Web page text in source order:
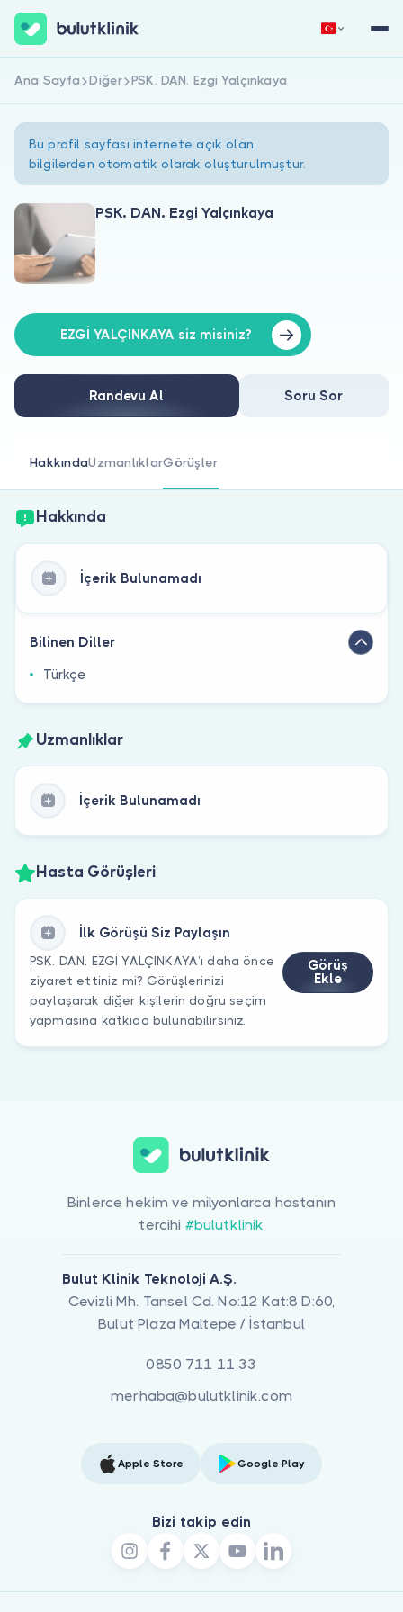
Hakkımızda
Doktorlar için
Doktor musunuz?
Hemen Kaydol Giriş Yap
Ana Sayfa Diğer PSK. DAN. Ezgi Yalçınkaya
Bu profil sayfası internete açık olan
bilgilerden otomatik olarak oluşturulmuştur.
PSK. DAN. Ezgi Yalçınkaya
EZGİ YALÇINKAYA siz misiniz?
Randevu Al Soru Sor
HakkındaUzmanlıklarGörüşler
Hakkında
İçerik Bulunamadı
Bilinen Diller
Türkçe
Uzmanlıklar
İçerik Bulunamadı
Hasta Görüşleri
İlk Görüşü Siz Paylaşın
PSK. DAN. EZGİ YALÇINKAYA’ı daha önce
ziyaret ettiniz mi? Görüşlerinizi
paylaşarak diğer kişilerin doğru seçim
yapmasına katkıda bulunabilirsiniz.
Görüş
Ekle
Binlerce hekim ve milyonlarca hastanın
tercihi #bulutklinik
Bulut Klinik Teknoloji A.Ş.
Cevizli Mh. Tansel Cd. No:12 Kat:8 D:60,
Bulut Plaza Maltepe / İstanbul
0850 711 11 33
merhaba@bulutklinik.com
Apple Store Google Play
Bizi takip edin